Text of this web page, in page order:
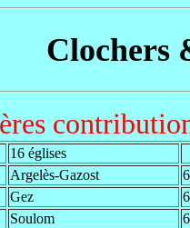
Clochers
16 églises
Argelès-Gazost
Gez
Soulom